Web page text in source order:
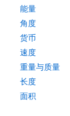
能量
角度
货币
速度
重量与质量
长度
面积